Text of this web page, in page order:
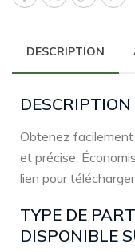
DESCRIPTION
DESCRIPTION
Obtenez
et précise.
lien pour
TYPE DE
DISPONIBLE